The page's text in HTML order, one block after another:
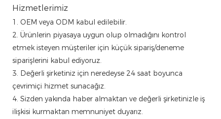
Hizmetlerimiz
1. OEM veya ODM kabul edilebilir.
2. Ürünlerin piyasaya uygun olup olmadığını kontrol
etmek isteyen müşteriler için küçük sipariş/deneme
siparişlerini kabul ediyoruz.
3. Değerli şirketiniz için neredeyse 24 saat boyunca
çevrimiçi hizmet sunacağız.
4. Sizden yakında haber almaktan ve değerli şirketinizle iş
ilişkisi kurmaktan memnuniyet duyarız.